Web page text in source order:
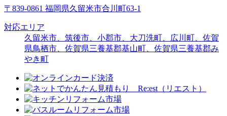
〒839-0861 福岡県久留米市合川町63-1
対応エリア
久留米市、筑後市、小郡市、大刀洗町、広川町、佐賀
県鳥栖市、佐賀県三養基郡基山町、佐賀県三養基郡み
やき町